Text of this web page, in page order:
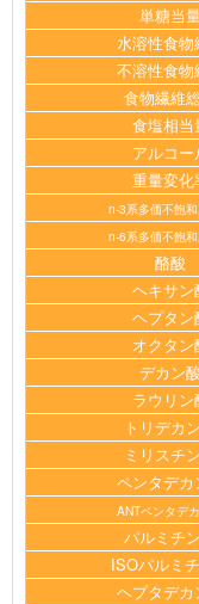
単糖当
水溶性食物
不溶性食物
食物繊維
食塩相当
アルコー
重量変化
n-3系多価不飽
n-6系多価不飽
酪酸
ヘキサン
ヘプタン
オクタン
デカン酸
ラウリン
トリデカ
ミリスチ
ペンタデカ
ANTペンタデ
パルミチ
ISOパルミ
ヘプタデカ